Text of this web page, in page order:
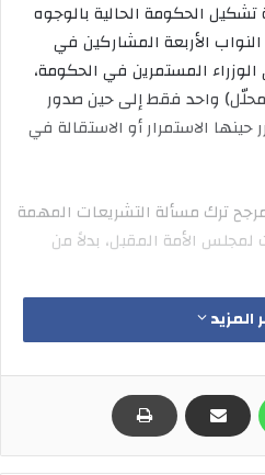
تشكيل الحكومة الحالية بالوجوه
نفسها مع خروج 3 من النواب الأربعة المشاركين في
المستمرين في الحكومة،
واحد فقط إلى حين صدور
حينها الاستمرار أو الاستقالة في
ترك مسألة التشريعات المهمة
لمجلس الأمة المقبل، بدلاً من
كافة بخصوص المرحلة
النواف
المزيد